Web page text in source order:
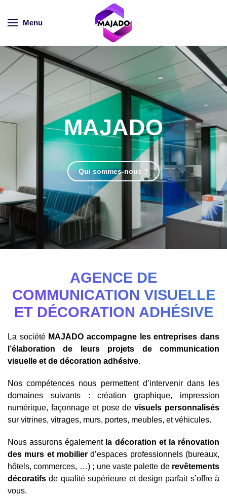
Menu
MAJADO
Qui sommes-nous ?
AGENCE DE
COMMUNICATION VISUELLE
ET DÉCORATION ADHÉSIVE
La société MAJADO accompagne les entreprises dans
l’élaboration de leurs projets de communication
visuelle et de décoration adhésive.
Nos compétences nous permettent d’intervenir dans les
domaines suivants : création graphique, impression
numérique, façonnage et pose devisuels personnalisés
sur vitrines, vitrages, murs, portes, meubles, et véhicules.
Nous assurons également la décoration et la rénovation
des murs et mobilier d’espaces professionnels (bureaux,
hôtels, commerces, …) ; une vaste palette de revêtements
décoratifs de qualité supérieure et design parfait s’offre à
vous.